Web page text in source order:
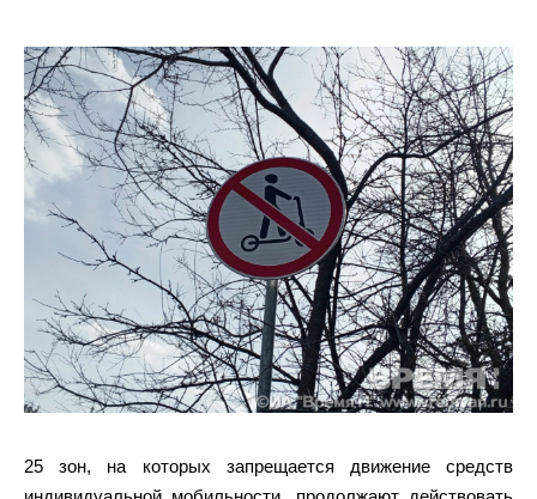
25 зон, на которых запрещается движение средств